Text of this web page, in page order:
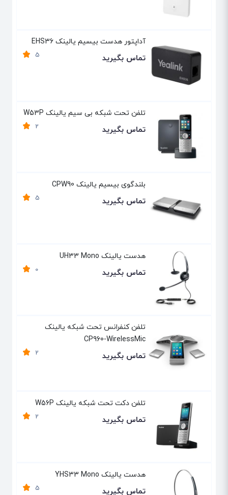
آداپتور هدست بیسیم یالینک EHS36
5 تماس بگیرید
تلفن تحت شبکه بی سیم یالینک W53P
2 تماس بگیرید
بلندگوی بیسیم یالینک CPW90
5 تماس بگیرید
هدست یالینک UH33 Mono
0 تماس بگیرید
تلفن کنفرانس تحت شبکه یالینک
CP960-WirelessMic
2 تماس بگیرید
تلفن دکت تحت شبکه یالینک W56P
2 تماس بگیرید
هدست یالینک YHS33 Mono
5 تماس بگیرید